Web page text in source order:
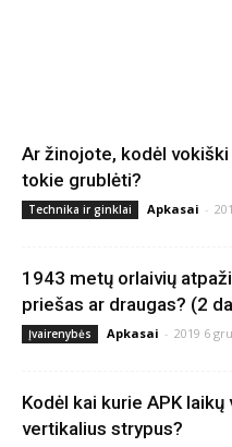
Ar žinojote, kodėl
tokie grublėti?
Technika ir ginklai Apkasai -
1943 metų orlaivių
priešas ar draugas? (2
Įvairenybės Apkasai - 2019 6
Kodėl kai kurie APK
vertikalius strypus?